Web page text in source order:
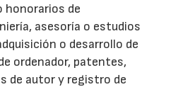
honorarios de
asesoría o estudios
o desarrollo de
ordenador, patentes,
de autor y registro de